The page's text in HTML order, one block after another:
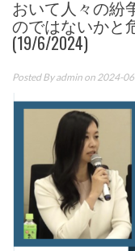
おいて人々の紛
のではないかと
(19/6/2024)
Posted Byadmin on 2024-